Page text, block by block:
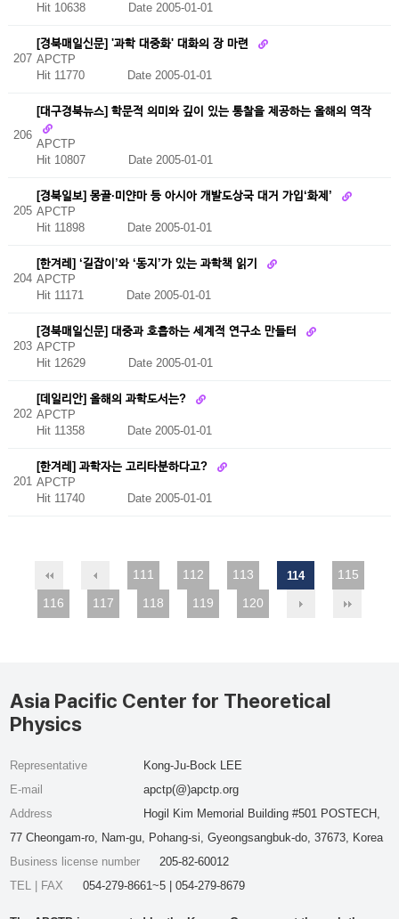
Hit 10638
Date 2005-01-01
207
[경북매일신문] '과학 대중화' 대화의 장 마련
APCTP
Hit 11770
Date 2005-01-01
206
[대구경북뉴스] 학문적 의미와 깊이 있는 통찰을 제공하는 올해의 역작
APCTP
Hit 10807 Date 2005-01-01
205
[경북일보] 몽골·미얀마 등 아시아 개발도상국 대거 가입‘화제’
APCTP
Hit 11898
Date 2005-01-01
204
[한겨레] ‘길잡이’와 ‘동지’가 있는 과학책 읽기
APCTP
Hit 11171
Date 2005-01-01
203
[경북매일신문] 대중과 호흡하는 세계적 연구소 만들터
APCTP
Hit 12629
Date 2005-01-01
202
[데일리안] 올해의 과학도서는?
APCTP
Hit 11358
Date 2005-01-01
201
[한겨레] 과학자는 고리타분하다고?
APCTP
Hit 11740
Date 2005-01-01
111 112 113 114
115
116
117 118 119 120
Asia Pacific Center for Theoretical
Physics
Representative
Kong-Ju-Bock LEE
E-mail
apctp(@)apctp.org
Address
Hogil Kim Memorial Building #501 POSTECH,
77 Cheongam-ro, Nam-gu, Pohang-si, Gyeongsangbuk-do, 37673, Korea
Business license number
205-82-60012
TEL | FAX
054-279-8661~5 | 054-279-8679